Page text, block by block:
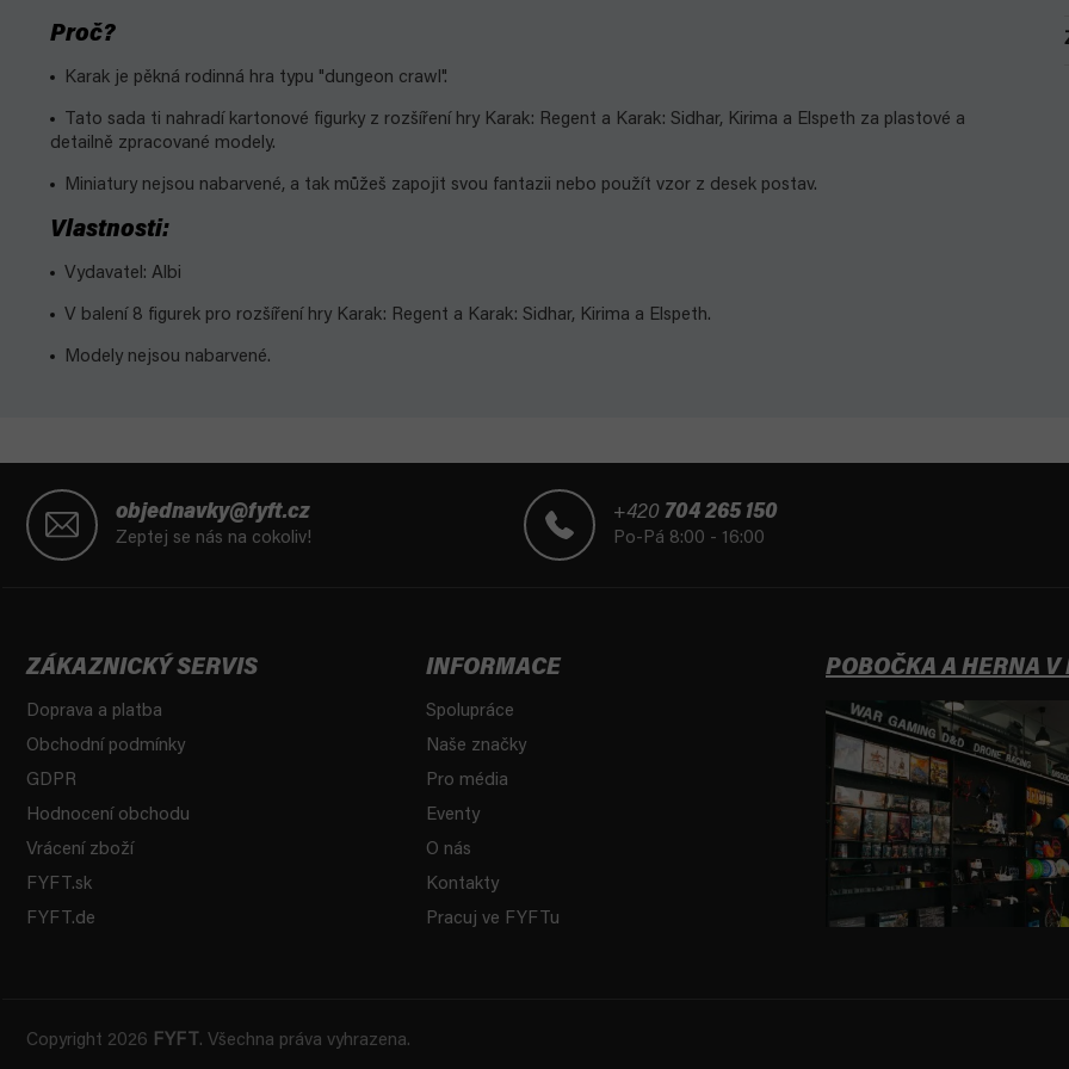
Proč?
Karak je pěkná rodinná hra typu "dungeon crawl".
Tato sada ti nahradí kartonové figurky z rozšíření hry Karak: Regent a Karak: Sidhar, Kirima a Elspeth za plastové a
detailně zpracované modely.
Miniatury nejsou nabarvené, a tak můžeš zapojit svou fantazii nebo použít vzor z desek postav.
Vlastnosti:
Vydavatel: Albi
V balení 8 figurek pro rozšíření hry Karak: Regent a Karak: Sidhar, Kirima a Elspeth.
Modely nejsou nabarvené.
objednavky@fyft.cz
Zeptej se nás na cokoliv!
+420 704 265 150
Po-Pá 8:00 - 16:00
ZÁKAZNICKÝ SERVIS
Doprava a platba
Obchodní podmínky
GDPR
Hodnocení obchodu
Vrácení zboží
FYFT.sk
FYFT.de
INFORMACE
Spolupráce
Naše značky
Pro média
Eventy
O nás
Kontakty
Pracuj ve FYFTu
POBOČKA A HERNA V
Copyright 2026 FYFT . Všechna práva vyhrazena.